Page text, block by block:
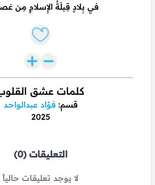
في بِلادٍ قِبلَةُ الإِسلامِ مِن
Like lyrics
كلمات عشق
قسم: فؤاد عبدالواحد
2025
التعليقات (0)
لا يوجد تعليقات حالياً